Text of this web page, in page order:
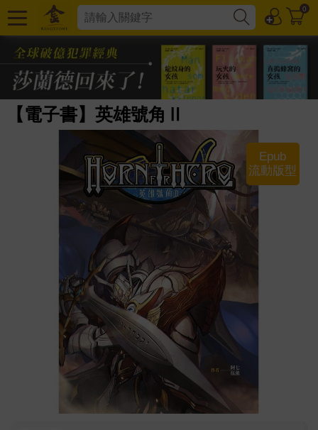
0
【電子書】英雄號角Ⅱ
Epub
流動版型